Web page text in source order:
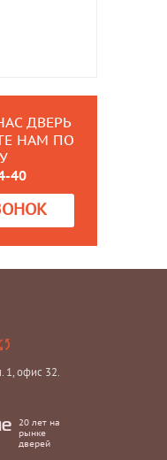
ДВЕРЬ
НАМ ПО
40
1, офис 32.
20 лет на
рынке
дверей